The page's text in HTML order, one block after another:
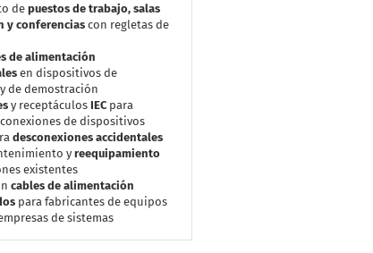
de puestos de trabajo, salas
y conferenciascon regletas de
de alimentación
en dispositivos de
de demostración
y receptáculos IECpara
de dispositivos
desconexiones accidentales
yreequipamiento
existentes
cables de alimentación
para fabricantes de equipos
de sistemas